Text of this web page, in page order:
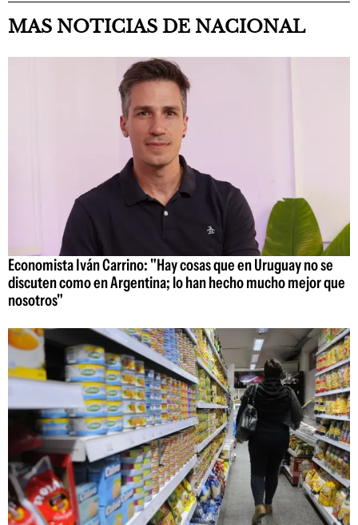
MAS NOTICIAS DE NACIONAL
Economista Iván Carrino: "Hay cosas que en Uruguay no se
discuten como en Argentina; lo han hecho mucho mejor que
nosotros"